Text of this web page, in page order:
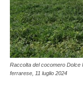
Raccolta del cocomero Dolce
ferrarese, 11 luglio 2024